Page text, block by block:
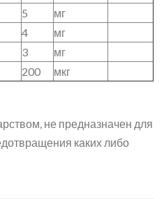
5
мг
4
мг
3
мг
200
мкг
не предназначен для
каких либо